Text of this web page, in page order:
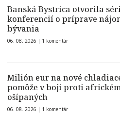
Banská Bystrica otvorila
konferencií o príprave
bývania
06. 08. 2026 | 1 komentár
Milión eur na nové
pomôže v boji proti
ošípaných
06. 08. 2026 | 1 komentár